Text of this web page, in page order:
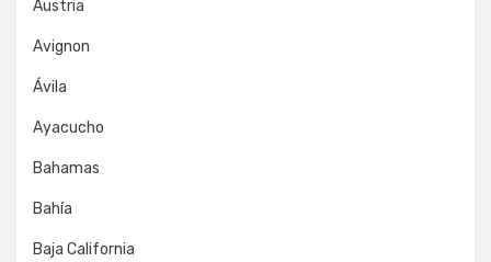
Austria
Avignon
Ávila
Ayacucho
Bahamas
Bahía
Baja California